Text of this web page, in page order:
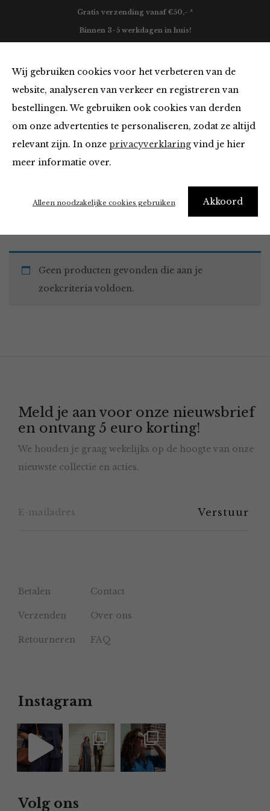
Wij gebruiken cookies voor het verbeteren van de
website, analyseren van verkeer en registreren van
bestellingen. We gebruiken ook cookies van derden
om onze advertenties te personaliseren, zodat ze altijd
relevant zijn. In onze privacyverklaringvind je hier
meer informatie over.
Akkoord
Alleen noodzakelijke cookies gebruiken
Gratis verzending vanaf €50,- *
Binnen 3-5 werkdagen in huis!
Must Haves
Home Winkel Accessoires Must Haves
Geen producten gevonden die aan je
zoekcriteria voldoen.
Meld je aan voor onze nieuwsbrief
en ontvang 5 euro korting!
We houden je graag wekelijks op de hoogte van onze
nieuwste collectie en acties.
Betalen Contact
Verzenden Over ons
Retourneren FAQ
Instagram
Volg ons